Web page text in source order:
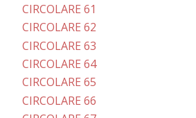
CIRCOLARE 61
CIRCOLARE 62
CIRCOLARE 63
CIRCOLARE 64
CIRCOLARE 65
CIRCOLARE 66